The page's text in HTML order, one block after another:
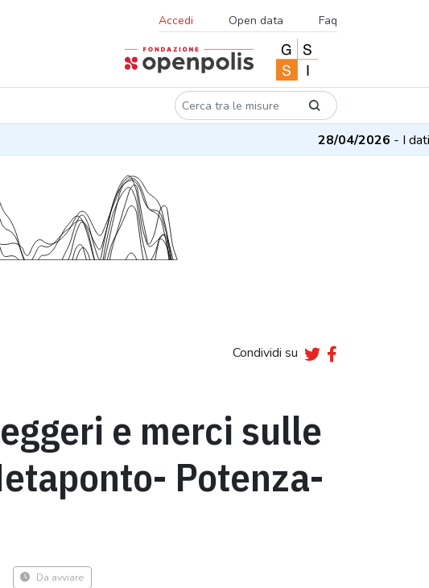
Accedi Open data Faq
28/04/2026- I dati
Condividi su
e merci sulle
Potenza-
Da avviare